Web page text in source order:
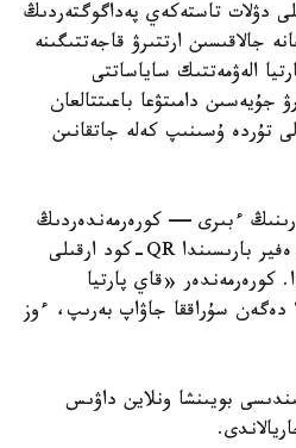
دۋلات تاستەكەي پەداگوگتەردىڭ
جالاقىسىن ارتتىرۋ قاجەتتىگىنە
الەۋمەتتىك ساياساتتى
جۇيەسىن دامىتۋعا باعىتتالعان
تۇردە ۇسىنىپ كەلە جاتقانىن
ءبىرى — كورەرمەندەردىڭ
بەلسەندى قاتىسۋى. تىكەلەي ەفير بارىسىندا QR-كود ارقىلى
كورەرمەندەر «قاي پارتيا
سۇراققا جاۋاپ بەرىپ، ءوز
بويىنشا ونلاين داۋىس